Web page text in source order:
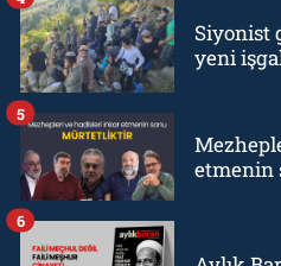
Siyonist
yeni
etmenin
5
6